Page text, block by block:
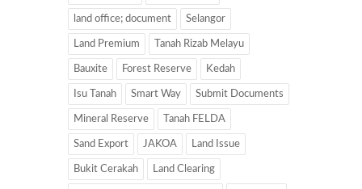
land office; document Selangor
Land Premium Tanah Rizab Melayu
Bauxite Forest Reserve Kedah
Isu Tanah Smart Way Submit Documents
Mineral Reserve Tanah FELDA
Sand Export JAKOA Land Issue
Bukit Cerakah Land Clearing